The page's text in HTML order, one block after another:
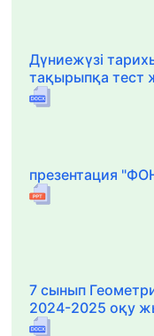
Дүниежүзі
тақырыпқа тест
презентация
7 сынып
2024-2025 оқу